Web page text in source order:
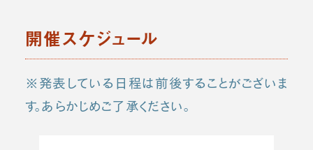
開催スケジュール
※発表している日程は前後することがございま
す。あらかじめご了承ください。